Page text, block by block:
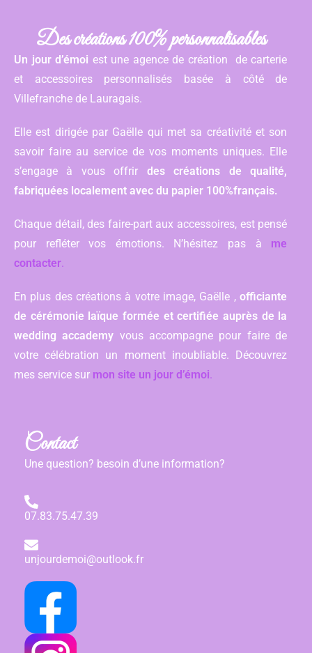
Des créations 100% personnalisables
Un jour d’émoi est une agence de création de carterie
et accessoires personnalisés basée à côté de
Villefranche de Lauragais.
Elle est dirigée par Gaëlle qui met sa créativité et son
savoir faire au service de vos moments uniques. Elle
s’engage à vous offrir des créations de qualité,
fabriquées localement avec du papier 100%français.
Chaque détail, des faire-part aux accessoires, est pensé
pour refléter vos émotions. N’hésitez pas à me
contacter.
En plus des créations à votre image, Gaëlle ,officiante
de cérémonie laïque formée et certifiée auprès de la
wedding accademy vous accompagne pour faire de
votre célébration un moment inoubliable. Découvrez
mes service sur mon site un jour d’émoi.
Contact
Une question? besoin d’une information?
07.83.75.47.39
unjourdemoi@outlook.fr